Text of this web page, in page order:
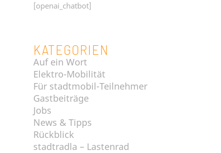
[openai_chatbot]
KATEGORIEN
Auf ein Wort
Elektro-Mobilität
Für stadtmobil-Teilnehmer
Gastbeiträge
Jobs
News & Tipps
Rückblick
stadtradla – Lastenrad